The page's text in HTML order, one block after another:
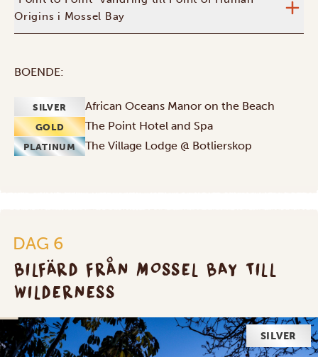
Origins i Mossel Bay
BOENDE:
SILVER African Oceans Manor on the Beach
GOLD The Point Hotel and Spa
PLATINUM The Village Lodge @ Botlierskop
DAG 6
BILFÄRD FRÅN MOSSEL BAY TILL
WILDERNESS
SILVER